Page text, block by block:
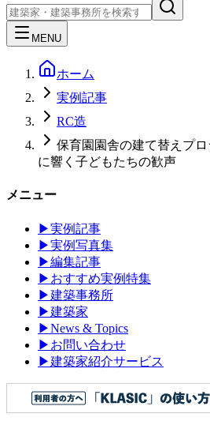
MENU
ホーム
実例記事
RC造
保育園園舎の建て替えプ
に響く子どもたちの歓声
メニュー
▶実例記事
▶実例写真集
▶編集記事
▶ おすすめ実例特集
▶建築事務所
▶建築家
▶News & Topics
▶ お問い合わせ
▶建築家紹介サービス